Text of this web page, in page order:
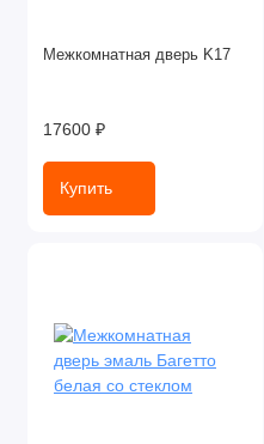
Межкомнатная дверь K17
17600 ₽
Купить